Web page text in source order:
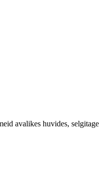
avalikes huvides, selgitage